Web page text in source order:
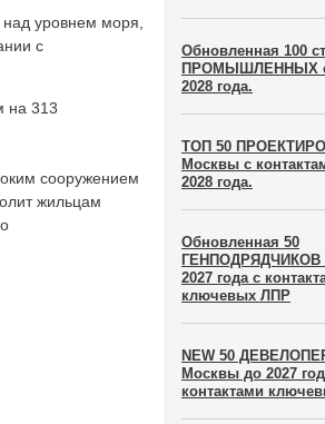
Обновленная 100
ПРОМЫШЛЕННЫХ
2028 года.
ТОП 50
Москвы с
2028 года.
Обновленная 50
ГЕНПОДРЯДЧИКОВ
2027 года с
ключевых ЛПР
NEW 50
Москвы до 2027
контактами
уровнем моря,
с
на 313
сооружением
жильцам